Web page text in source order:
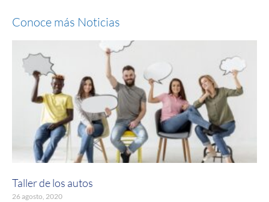
Conoce más Noticias
Taller de los autos
26 agosto, 2020